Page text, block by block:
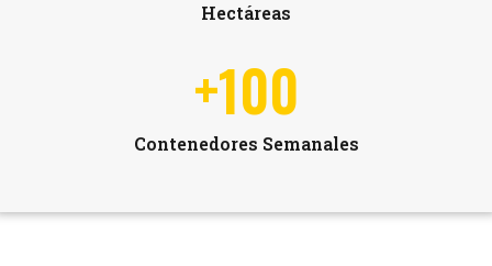
Hectáreas
Contenedores Semanales
+100